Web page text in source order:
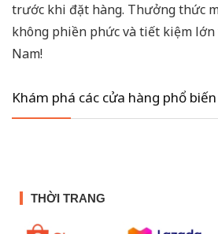
trước khi đặt hàng. Thưởng thức
không phiền phức và tiết kiệm lớn
Nam!
Khám phá các cửa hàng phổ biến
THỜI TRANG